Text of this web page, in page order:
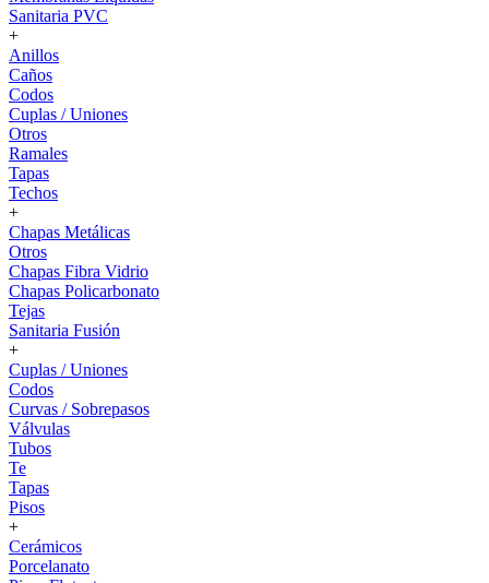
Sanitaria PVC
+
Anillos
Caños
Codos
Cuplas / Uniones
Otros
Ramales
Tapas
Techos
+
Chapas Metálicas
Otros
Chapas Fibra Vidrio
Chapas Policarbonato
Tejas
Sanitaria Fusión
+
Cuplas / Uniones
Codos
Curvas / Sobrepasos
Válvulas
Tubos
Te
Tapas
Pisos
+
Cerámicos
Porcelanato